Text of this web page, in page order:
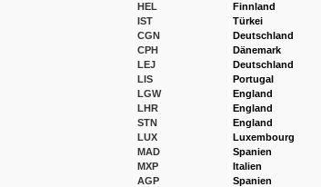
HEL
IST
CGN
CPH
LEJ
LIS
LGW
LHR
STN
LUX
MAD
MXP
AGP
Finnland
Türkei
Deutschland
Dänemark
Deutschland
Portugal
England
England
England
Luxembourg
Spanien
Italien
Spanien